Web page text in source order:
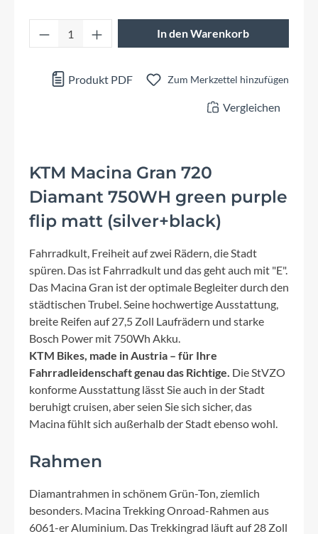
Produkt Anzahl: Gib den gewünschten
In den Warenkorb
Produkt PDF Zum Merkzettel hinzufügen
Vergleichen
KTM Macina Gran 720
Diamant 750WH green purple
flip matt (silver+black)
Fahrradkult, Freiheit auf zwei Rädern, die Stadt
spüren. Das ist Fahrradkult und das geht auch mit "E".
Das Macina Gran ist der optimale Begleiter durch den
städtischen Trubel. Seine hochwertige Ausstattung,
breite Reifen auf 27,5 Zoll Laufrädern und starke
Bosch Power mit 750Wh Akku.
KTM Bikes, made in Austria – für Ihre
Fahrradleidenschaft genau das Richtige. Die StVZO
konforme Ausstattung lässt Sie auch in der Stadt
beruhigt cruisen, aber seien Sie sich sicher, das
Macina fühlt sich außerhalb der Stadt ebenso wohl.
Rahmen
Diamantrahmen in schönem Grün-Ton, ziemlich
besonders. Macina Trekking Onroad-Rahmen aus
6061-er Aluminium. Das Trekkingrad läuft auf 28 Zoll